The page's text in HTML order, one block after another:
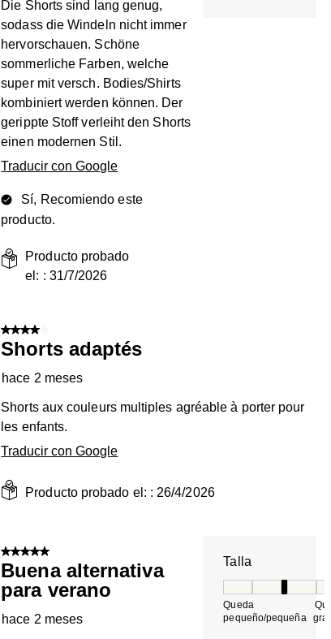
Die Shorts sind lang genug,
sodass die Windeln nicht immer
hervorschauen. Schöne
sommerliche Farben, welche
super mit versch. Bodies/Shirts
kombiniert werden können. Der
gerippte Stoff verleiht den Shorts
einen modernen Stil.
Traducir con Google
Sí, Recomiendo este
producto.
Producto probado
el: : 31/7/2026
4 de 5 estrellas.
Shorts adaptés
hace 2 meses
Shorts aux couleurs multiples agréable à porter pour
les enfants.
Traducir con Google
Producto probado el: : 26/4/2026
5 de 5 estrellas.
Buena alternativa
para verano
hace 2 meses
Talla
Queda
pequeño/pequeña